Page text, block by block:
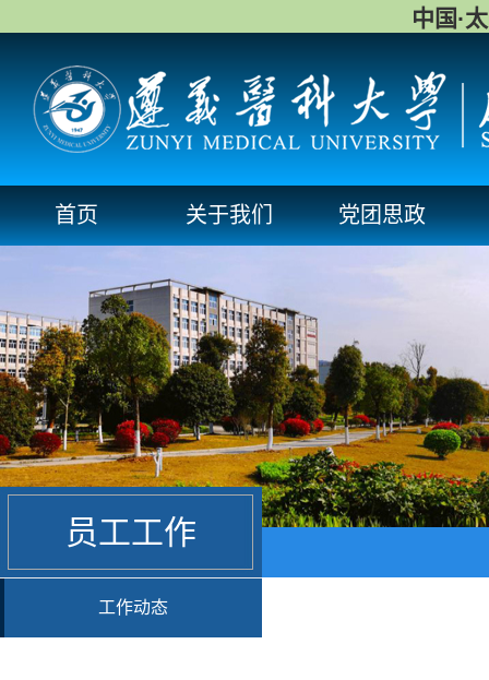
中国·
首页 关于我们 党团思政
员工工作
工作动态